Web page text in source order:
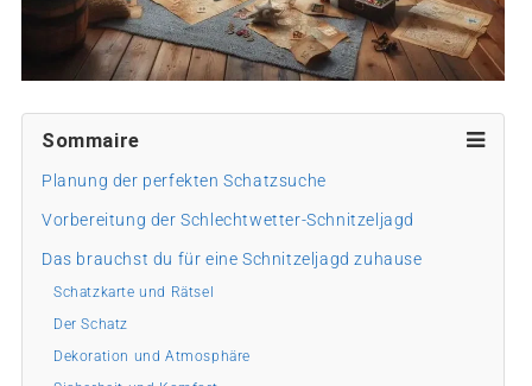
Sommaire
Planung der perfekten Schatzsuche
Vorbereitung der Schlechtwetter-Schnitzeljagd
Das brauchst du für eine Schnitzeljagd zuhause
Schatzkarte und Rätsel
Der Schatz
Dekoration und Atmosphäre